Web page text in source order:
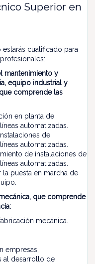
Superior en
cualificado para
mantenimiento y
equipo industrial y
comprende las
en planta de
automatizadas.
de
automatizadas.
de instalaciones de
automatizadas.
puesta en marcha de
que comprende
mecánica.
empresas,
al desarrollo de